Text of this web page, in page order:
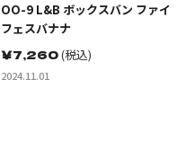
OO-9 L&B ボックスバン ファイ
フェスバナナ
￥7,260(税込)
2024.11.01